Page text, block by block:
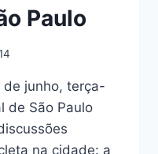
Paulo
de junho, terça-
de São Paulo
na cidade: a